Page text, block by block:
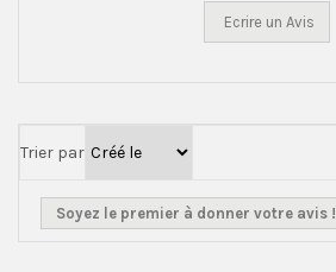
Ecrire un Avis
Trier par
Soyez le premier à donner votre avis !